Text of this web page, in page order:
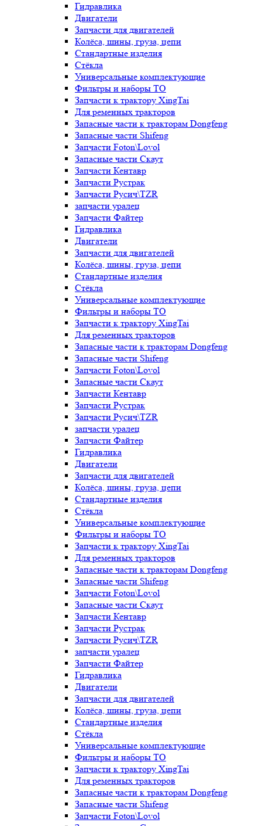
Гидравлика
Двигатели
Запчасти для двигателей
Колёса, шины, груза, цепи
Стандартные изделия
Стёкла
Универсальные комплектующие
Фильтры и наборы ТО
Запчасти к трактору XingTai
Для ременных тракторов
Запасные части к тракторам Dongfeng
Запасные части Shifeng
Запчасти Foton\Lovol
Запасные части Скаут
Запчасти Кентавр
Запчасти Рустрак
Запчасти Русич\TZR
запчасти уралец
Запчасти Файтер
Гидравлика
Двигатели
Запчасти для двигателей
Колёса, шины, груза, цепи
Стандартные изделия
Стёкла
Универсальные комплектующие
Фильтры и наборы ТО
Запчасти к трактору XingTai
Для ременных тракторов
Запасные части к тракторам Dongfeng
Запасные части Shifeng
Запчасти Foton\Lovol
Запасные части Скаут
Запчасти Кентавр
Запчасти Рустрак
Запчасти Русич\TZR
запчасти уралец
Запчасти Файтер
Гидравлика
Двигатели
Запчасти для двигателей
Колёса, шины, груза, цепи
Стандартные изделия
Стёкла
Универсальные комплектующие
Фильтры и наборы ТО
Запчасти к трактору XingTai
Для ременных тракторов
Запасные части к тракторам Dongfeng
Запасные части Shifeng
Запчасти Foton\Lovol
Запасные части Скаут
Запчасти Кентавр
Запчасти Рустрак
Запчасти Русич\TZR
запчасти уралец
Запчасти Файтер
Гидравлика
Двигатели
Запчасти для двигателей
Колёса, шины, груза, цепи
Стандартные изделия
Стёкла
Универсальные комплектующие
Фильтры и наборы ТО
Запчасти к трактору XingTai
Для ременных тракторов
Запасные части к тракторам Dongfeng
Запасные части Shifeng
Запчасти Foton\Lovol